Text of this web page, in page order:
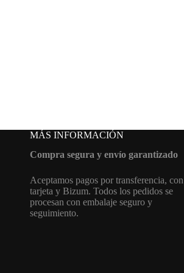
MÁS INFORMACIÓN
Compra segura y envío garantizado
Aceptamos pagos por transferencia, con
tarjeta y Bizum. Todos los pedidos se
procesan con embalaje seguro y
seguimiento.